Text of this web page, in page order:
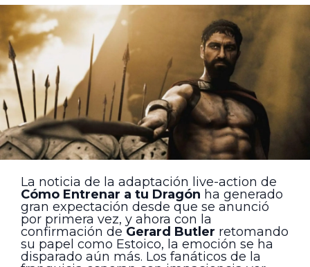
La noticia de la adaptación live-action de
Cómo Entrenar a tu Dragón ha generado
gran expectación desde que se anunció
por primera vez, y ahora con la
confirmación de Gerard Butler retomando
su papel como Estoico, la emoción se ha
disparado aún más. Los fanáticos de la